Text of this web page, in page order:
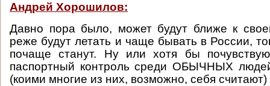
Андрей Хорошилов:
Давно пора было, может будут ближе к
реже будут летать и чаще бывать в России,
почаще станут. Ну или хотя бы
паспортный контроль среди ОБЫЧНЫХ
(коими многие из них, возможно, себя считают)